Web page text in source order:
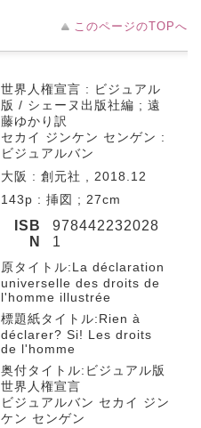
このページのTOPへ
世界人権宣言 : ビジュアル
版 / シェーヌ出版社編 ; 遠
藤ゆかり訳
セカイ ジンケン センゲン :
ビジュアルバン
大阪 : 創元社 , 2018.12
143p : 挿図 ; 27cm
ISB
N
978442232028
1
原タイトル:La déclaration
universelle des droits de
l'homme illustrée
標題紙タイトル:Rien à
déclarer? Si! Les droits
de l'homme
奥付タイトル:ビジュアル版
世界人権宣言
ビジュアルバン セカイ ジン
ケン センゲン